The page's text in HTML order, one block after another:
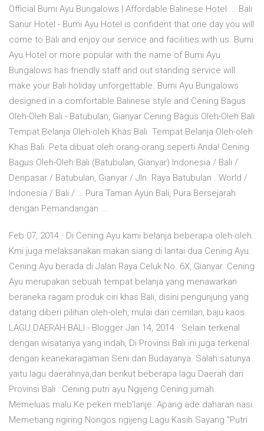
Official Bumi Ayu Bungalows | Affordable Balinese Hotel ... Bali
Sanur Hotel - Bumi Ayu Hotel is confident that one day you will
come to Bali and enjoy our service and facilities with us. Bumi
Ayu Hotel or more popular with the name of Bumi Ayu
Bungalows has friendly staff and out standing service will
make your Bali holiday unforgettable. Bumi Ayu Bungalows
designed in a comfortable Balinese style and Cening Bagus
Oleh-Oleh Bali - Batubulan, Gianyar Cening Bagus Oleh-Oleh Bali
Tempat Belanja Oleh-oleh Khas Bali. Tempat Belanja Oleh-oleh
Khas Bali. Peta dibuat oleh orang-orang seperti Anda! Cening
Bagus Oleh-Oleh Bali (Batubulan, Gianyar) Indonesia / Bali /
Denpasar / Batubulan, Gianyar / Jln. Raya Batubulan . World /
Indonesia / Bali / … Pura Taman Ayun Bali, Pura Bersejarah
dengan Pemandangan ...
Feb 07, 2014 · Di Cening Ayu kami belanja beberapa oleh-oleh.
Kmi juga melaksanakan makan siang di lantai dua Cening Ayu.
Cening Ayu berada di Jalan Raya Celuk No. 6X, Gianyar. Cening
Ayu merupakan sebuah tempat belanja yang menawarkan
beraneka ragam produk ciri khas Bali, disini pengunjung yang
datang diberi pilihan oleh-oleh, mulai dari cemilan, baju kaos
LAGU DAERAH BALI - Blogger Jan 14, 2014 · Selain terkenal
dengan wisatanya yang indah, Di Provinsi Bali ini juga terkenal
dengan keanekaragaman Seni dan Budayanya. Salah satunya
yaitu lagu daerahnya,dan berikut beberapa lagu Daerah dari
Provinsi Bali : Cening putri ayu Ngijeng Cening jumah.
Memeluas malu Ke peken meb'lanje. Apang ade daharan nasi.
Memetiang ngiring Nongos ngijeng Lagu Kasih Sayang "Putri